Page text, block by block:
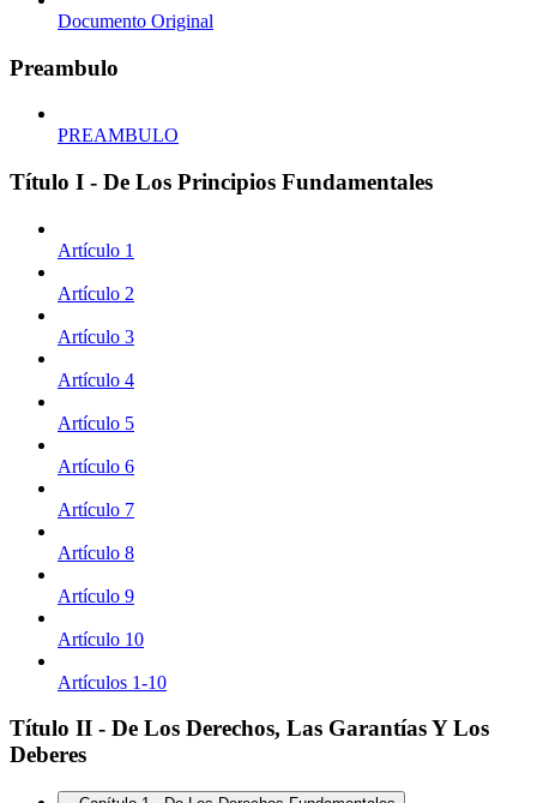
Documento Original
Preambulo
PREAMBULO
Título I - De Los Principios Fundamentales
Artículo 1
Artículo 2
Artículo 3
Artículo 4
Artículo 5
Artículo 6
Artículo 7
Artículo 8
Artículo 9
Artículo 10
Artículos 1-10
Título II - De Los Derechos, Las Garantías Y Los
Deberes